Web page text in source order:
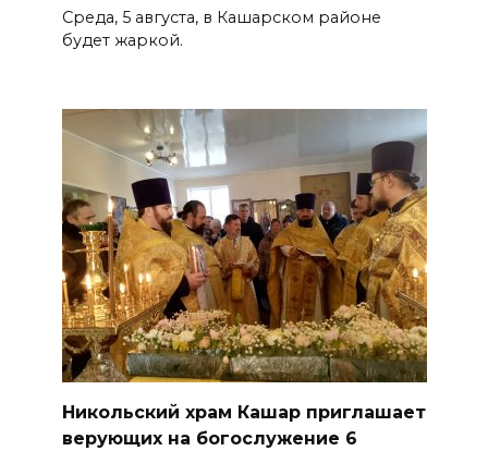
Среда, 5 августа, в Кашарском районе
будет жаркой.
Никольский храм Кашар приглашает
верующих на богослужение 6